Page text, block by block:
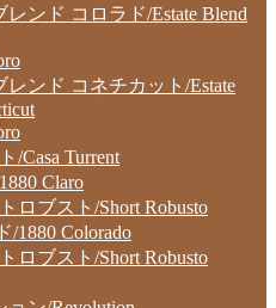
ンド コロラド/Estate Blend
レンド コネチカット/Estate
/Casa Turrent
Claro
ロブスト/Short Robusto
/1880 Colorado
ロブスト/Short Robusto